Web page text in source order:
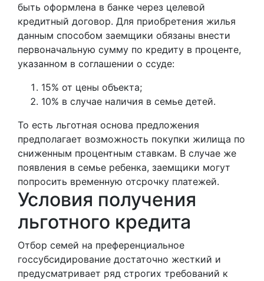
быть оформлена в банке через целевой
кредитный договор. Для приобретения жилья
данным способом заемщики обязаны внести
первоначальную сумму по кредиту в проценте,
указанном в соглашении о ссуде:
15% от цены объекта;
10% в случае наличия в семье детей.
То есть льготная основа предложения
предполагает возможность покупки жилища по
сниженным процентным ставкам. В случае же
появления в семье ребенка, заемщики могут
попросить временную отсрочку платежей.
Условия получения
льготного кредита
Отбор семей на преференциальное
госсубсидирование достаточно жесткий и
предусматривает ряд строгих требований к